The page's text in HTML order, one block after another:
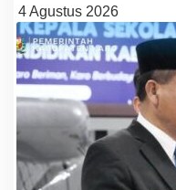
4 Agustus 2026